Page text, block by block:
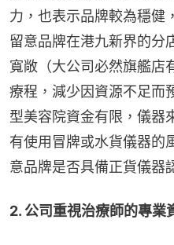
力，也表示品牌較為穩健
留意品牌在港九新界的分
寬敞（大公司必然旗艦店
療程，減少因資源不足而
型美容院資金有限，儀器
有使用冒牌或水貨儀器的
意品牌是否具備正貨儀器
2. 公司重視治療師的專業